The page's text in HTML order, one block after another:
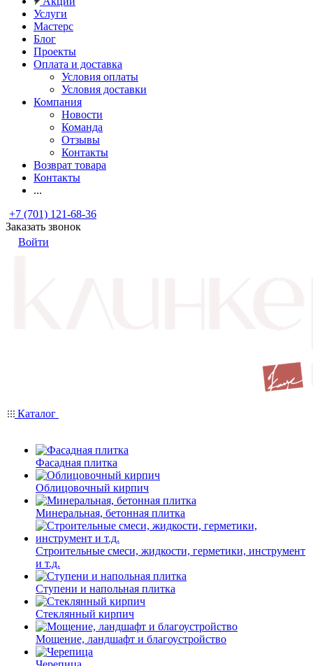
Услуги
Мастерс
Блог
Проекты
Оплата и доставка
Условия оплаты
Условия доставки
Компания
Новости
Команда
Отзывы
Контакты
Возврат товара
Контакты
...
+7 (701) 121-68-36
Заказать звонок
Войти
Каталог
Фасадная плитка
Облицовочный кирпич
Минеральная, бетонная плитка
Строительные смеси, жидкости, герметики, инструмент
и т.д.
Ступени и напольная плитка
Cтеклянный кирпич
Мощение, ландшафт и благоустройство